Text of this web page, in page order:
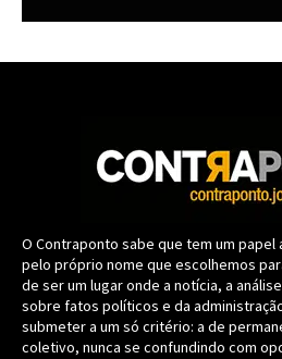
O Contraponto sabe que tem um papel
pelo próprio nome que escolhemos
de ser um lugar onde a notícia, a
sobre fatos políticos e da
submeter a um só critério: a de
coletivo, nunca se confundindo com